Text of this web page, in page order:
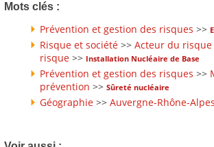
Mots clés :
Prévention et gestion des risques >>
Risque et société >> Acteur du risque
risque >> Installation Nucléaire de Base
Prévention et gestion des risques >>
prévention >> Sûreté nucléaire
Géographie >> Auvergne-Rhône-Alpes